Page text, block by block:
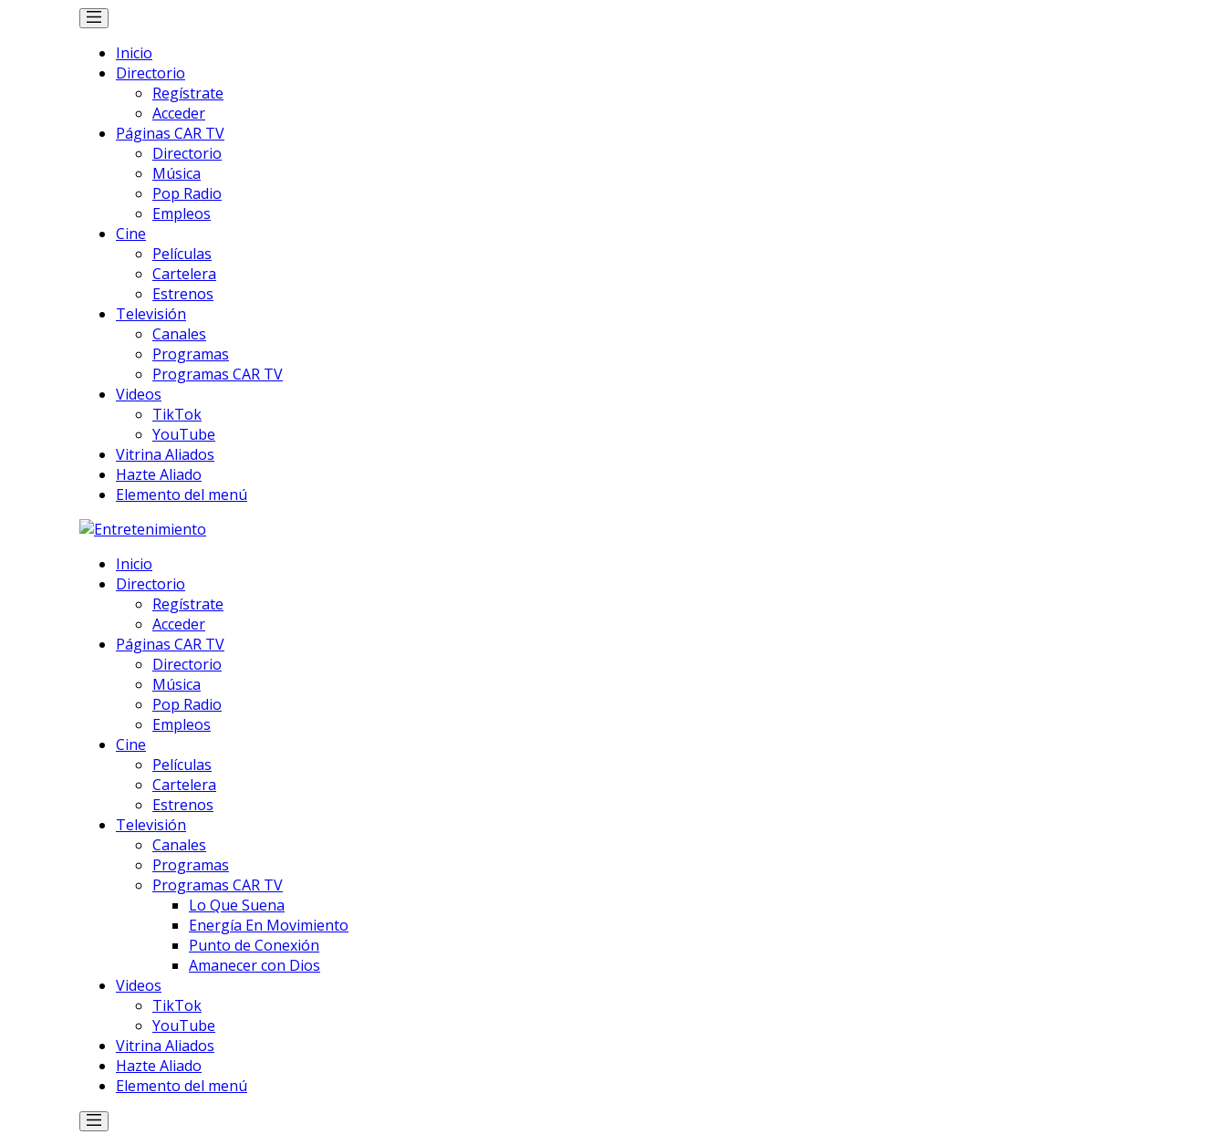
Inicio
Directorio
Regístrate
Acceder
Páginas CAR TV
Directorio
Música
Pop Radio
Empleos
Cine
Películas
Cartelera
Estrenos
Televisión
Canales
Programas
Programas CAR TV
Videos
TikTok
YouTube
Vitrina Aliados
Hazte Aliado
Elemento del menú
Inicio
Directorio
Regístrate
Acceder
Páginas CAR TV
Directorio
Música
Pop Radio
Empleos
Cine
Películas
Cartelera
Estrenos
Televisión
Canales
Programas
Programas CAR TV
Lo Que Suena
Energía En Movimiento
Punto de Conexión
Amanecer con Dios
Videos
TikTok
YouTube
Vitrina Aliados
Hazte Aliado
Elemento del menú